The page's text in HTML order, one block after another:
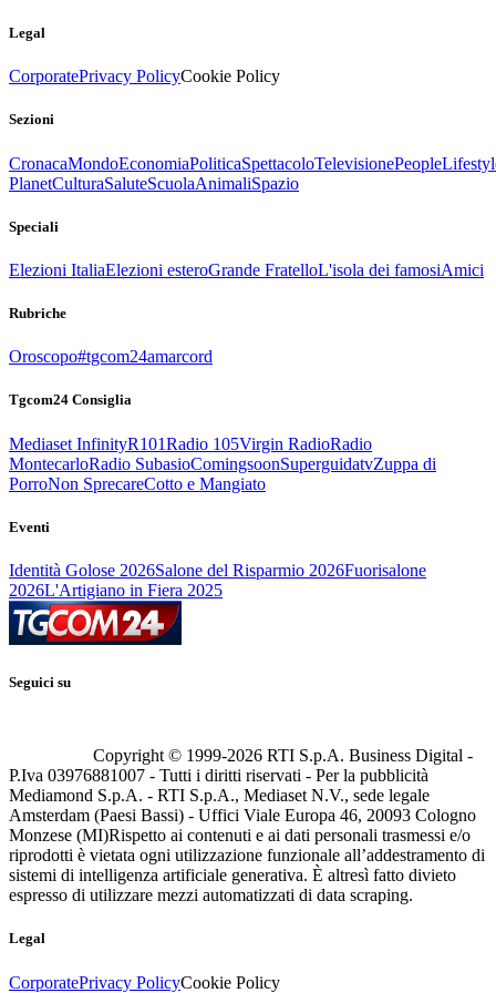
Legal
CorporatePrivacy PolicyCookie Policy
Sezioni
CronacaMondoEconomiaPoliticaSpettacoloTelevisionePeople
PlanetCulturaSaluteScuolaAnimaliSpazio
Speciali
Elezioni ItaliaElezioni esteroGrande FratelloL'isola dei famosiAmici
Rubriche
Oroscopo#tgcom24amarcord
Tgcom24 Consiglia
Mediaset InfinityR101Radio 105Virgin RadioRadio
MontecarloRadio SubasioComingsoonSuperguidatvZuppa di
PorroNon SprecareCotto e Mangiato
Eventi
Identità Golose 2026Salone del Risparmio 2026Fuorisalone
2026L'Artigiano in Fiera 2025
Seguici su
Copyright © 1999-2026 RTI S.p.A. Business Digital -
P.Iva 03976881007 - Tutti i diritti riservati - Per la pubblicità
Mediamond S.p.A. - RTI S.p.A., Mediaset N.V., sede legale
Amsterdam (Paesi Bassi) - Uffici Viale Europa 46, 20093 Cologno
Monzese (MI)Rispetto ai contenuti e ai dati personali trasmessi e/o
riprodotti è vietata ogni utilizzazione funzionale all’addestramento di
sistemi di intelligenza artificiale generativa. È altresì fatto divieto
espresso di utilizzare mezzi automatizzati di data scraping.
Legal
CorporatePrivacy PolicyCookie Policy